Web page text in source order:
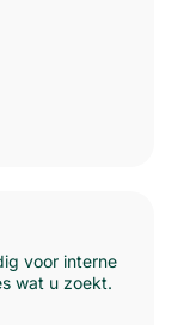
voor interne
wat u zoekt.